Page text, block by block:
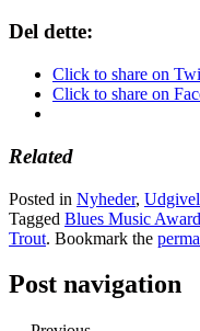
Del dette:
Click to share on
Click to share on
Related
Posted in Nyheder,
Tagged Blues Music
Trout. Bookmark the
Post navigation